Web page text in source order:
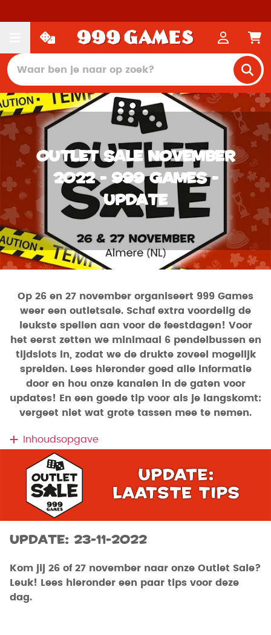
Outlet Sale November
2022 - 999 Games -
Update
Op 26 en 27 november organiseert 999 Games
weer een outletsale. Schaf extra voordelig de
leukste spellen aan voor de feestdagen! Voor
het eerst zetten we minimaal 6 pendelbussen en
tijdslots in, zodat we de drukte zoveel mogelijk
spreiden. Lees hieronder goed alle informatie
door en hou onze kanalen in de gaten voor
updates! En een goede tip voor als je langskomt:
vergeet niet wat grote tassen mee te nemen.
Inhoudsopgave
UPDATE: 23-11-2022
Kom jij 26 of 27 november naar onze Outlet Sale?
Leuk! Lees hieronder een paar tips voor deze
dag.